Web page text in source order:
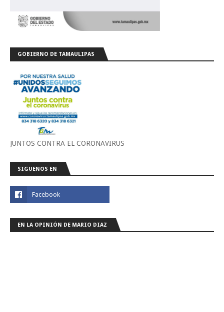
GOBIERNO DE TAMAULIPAS
JUNTOS CONTRA EL CORONAVIRUS
SIGUENOS EN
EN LA OPINIÓN DE MARIO DIAZ